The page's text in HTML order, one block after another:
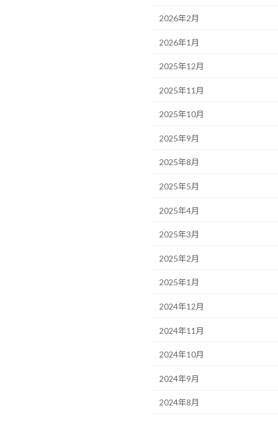
2026年2月
2026年1月
2025年12月
2025年11月
2025年10月
2025年9月
2025年8月
2025年5月
2025年4月
2025年3月
2025年2月
2025年1月
2024年12月
2024年11月
2024年10月
2024年9月
2024年8月